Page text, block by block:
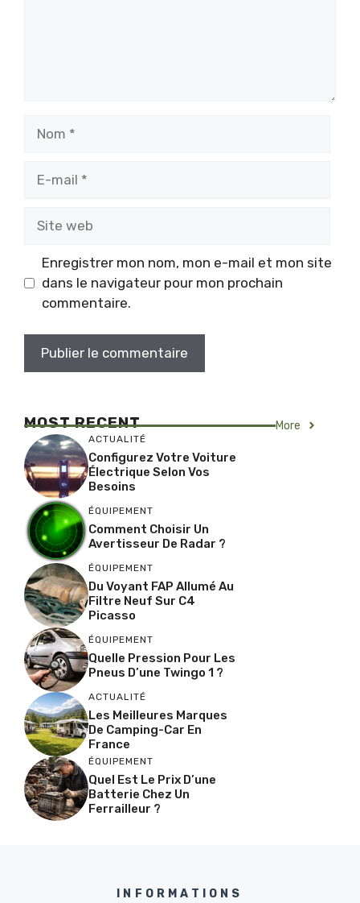
Enregistrer mon nom, mon e-mail et mon site
dans le navigateur pour mon prochain
commentaire.
MOST RECENT More
ACTUALITÉ
Configurez Votre Voiture
Électrique Selon Vos
Besoins
ÉQUIPEMENT
Comment Choisir Un
Avertisseur De Radar ?
ÉQUIPEMENT
Du Voyant FAP Allumé Au
Filtre Neuf Sur C4
Picasso
ÉQUIPEMENT
Quelle Pression Pour Les
Pneus D’une Twingo 1 ?
ACTUALITÉ
Les Meilleures Marques
De Camping-Car En
France
ÉQUIPEMENT
Quel Est Le Prix D’une
Batterie Chez Un
Ferrailleur ?
INFORMATIONS